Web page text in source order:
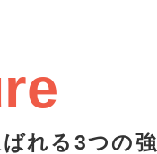
れる3つの